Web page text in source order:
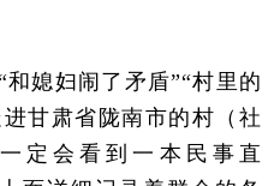
媳妇闹了矛盾”“村里的
甘肃省陇南市的村（社
定会看到一本民事直